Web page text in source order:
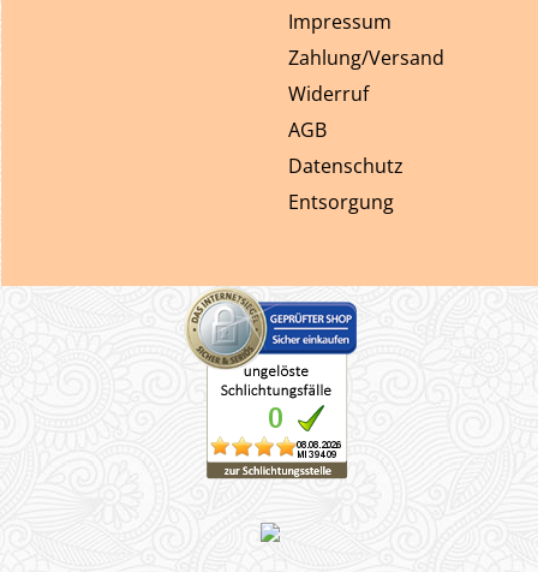
Impressum
Zahlung/Versand
Widerruf
AGB
Datenschutz
Entsorgung